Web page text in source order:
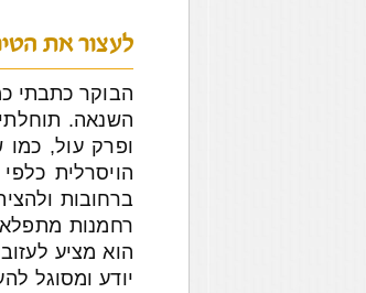
לעצור את
הבוקר כתבתי
השנאה.
ופרק עול,
הויסרלית
ברחובות
רחמנות
הוא מציע
יודע ומסוגל